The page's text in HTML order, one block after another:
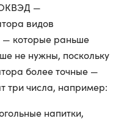
ОКВЭД —
видов
— которые раньше
не нужны, поскольку
более точные —
три числа, например:
напитки,